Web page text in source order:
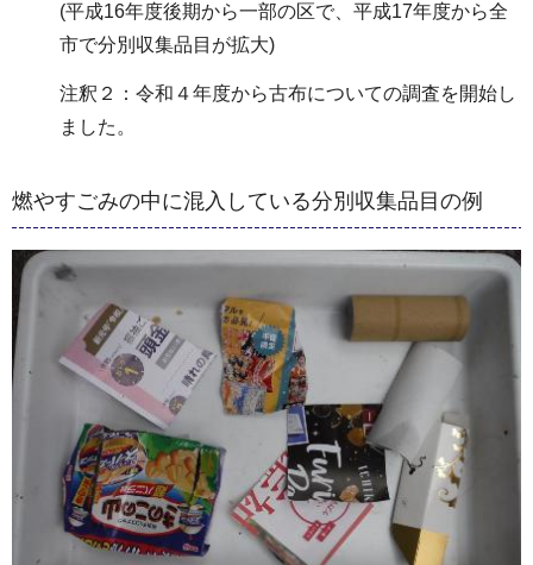
(平成16年度後期から一部の区で、平成17年度から全
市で分別収集品目が拡大)
注釈２：令和４年度から古布についての調査を開始し
ました。
燃やすごみの中に混入している分別収集品目の例